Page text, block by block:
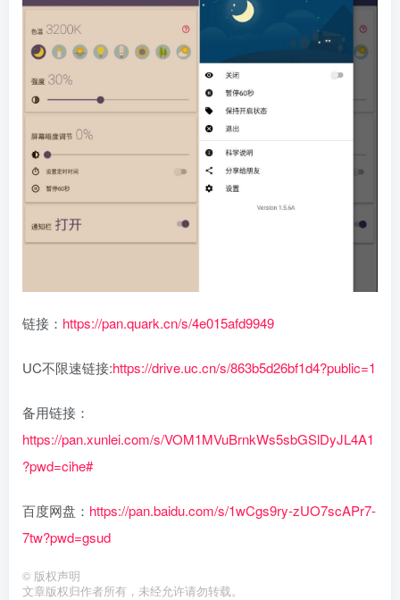
链接： https://pan.quark.cn/s/4e015afd9949
UC不限速链接:https://drive.uc.cn/s/863b5d26bf1d4?public=1
备用链接：
https://pan.xunlei.com/s/VOM1MVuBrnkWs5sbGSlDyJL4A1
?pwd=cihe#
百度网盘： https://pan.baidu.com/s/1wCgs9ry-zUO7scAPr7-
7tw?pwd=gsud
© 版权声明
文章版权归作者所有，未经允许请勿转载。